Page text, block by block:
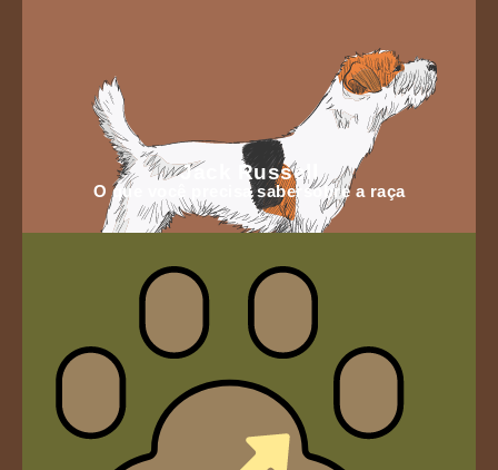
Jack Russell
O que você precisa sabersobre a raça